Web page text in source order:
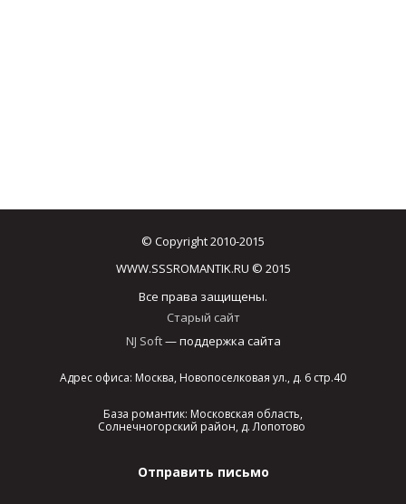
© Copyright 2010-2015
WWW.SSSROMANTIK.RU © 2015
Все права защищены.
Старый сайт
NJ Soft— поддержка сайта
Адрес офиса: Москва, Новопоселковая ул., д. 6 стр.40
База романтик: Московская область,
Солнечногорский район, д. Лопотово
Отправить письмо